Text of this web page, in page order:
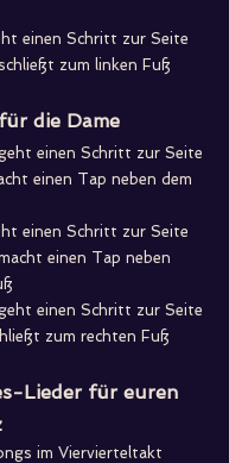
einen Schritt zur Seite
zum linken Fuß
die Dame
einen Schritt zur Seite
einen Tap neben dem
einen Schritt zur Seite
einen Tap neben
einen Schritt zur Seite
zum rechten Fuß
Lieder für euren
im Viervierteltakt